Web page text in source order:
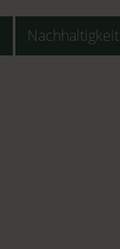
Nachhaltigkeit